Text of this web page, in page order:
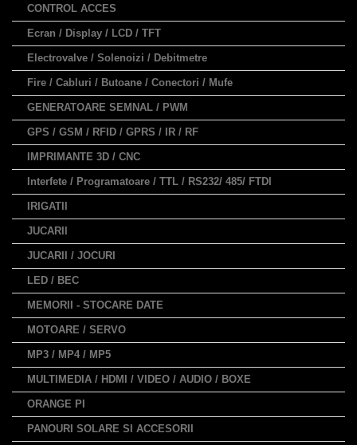
CONTROL ACCES
Ecran / Display / LCD / TFT
Electrovalve / Solenoizi / Debitmetre
Fire / Cabluri / Butoane / Conectori / Mufe
GENERATOARE SEMNAL / PWM
GPS / GSM / RFID / GPRS / IR / RF
IMPRIMANTE 3D / CNC
Interfete / Programatoare / TTL / RS232/ 485/ FTDI
IRIGATII
JUCARII
JUCARII / JOCURI
LED / BEC
MEMORII - STOCARE DATE
MOTOARE / SERVO
MP3 / MP4 / MP5
MULTIMEDIA / HDMI / VIDEO / AUDIO / BOXE
ORANGE PI
PANOURI SOLARE SI ACCESORII